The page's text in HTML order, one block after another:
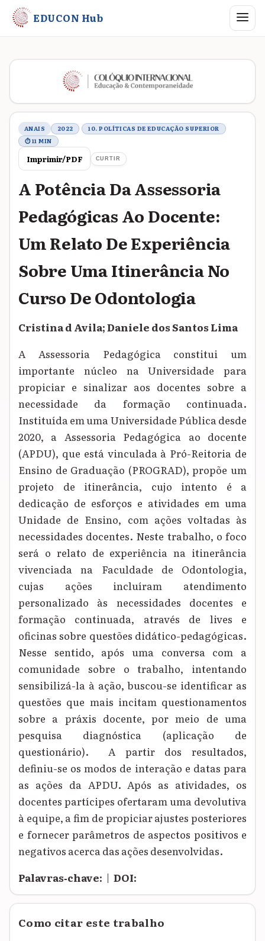
EDUCON Hub Abrir
Metadados do trabalho
ANAIS 2022
10. POLÍTICAS DE EDUCAÇÃO SUPERIOR
⏱ 11 MIN
Imprimir/PDF CURTIR
A Potência Da Assessoria
Pedagógicas Ao Docente:
Um Relato De Experiência
Sobre Uma Itinerância No
Curso De Odontologia
Cristina d Avila; Daniele dos Santos Lima
A Assessoria Pedagógica constitui um
importante núcleo na Universidade para
propiciar e sinalizar aos docentes sobre a
necessidade da formação continuada.
Instituída em uma Universidade Pública desde
2020, a Assessoria Pedagógica ao docente
(APDU), que está vinculada à Pró-Reitoria de
Ensino de Graduação (PROGRAD), propõe um
projeto de itinerância, cujo intento é a
dedicação de esforços e atividades em uma
Unidade de Ensino, com ações voltadas às
necessidades docentes. Neste trabalho, o foco
será o relato de experiência na itinerância
vivenciada na Faculdade de Odontologia,
cujas ações incluíram atendimento
personalizado às necessidades docentes e
formação continuada, através de lives e
oficinas sobre questões didático-pedagógicas.
Nesse sentido, após uma conversa com a
comunidade sobre o trabalho, intentando
sensibilizá-la à ação, buscou-se identificar as
questões que mais incitam questionamentos
sobre a práxis docente, por meio de uma
pesquisa diagnóstica (aplicação de
questionário). A partir dos resultados,
definiu-se os modos de interação e datas para
as ações da APDU. Após as atividades, os
docentes partícipes ofertaram uma devolutiva
à equipe, a fim de propiciar ajustes posteriores
e fornecer parâmetros de aspectos positivos e
negativos acerca das ações desenvolvidas.
Palavras‑chave: | DOI:
Como citar este trabalho